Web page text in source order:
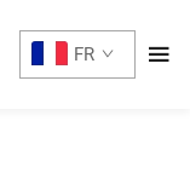
FR